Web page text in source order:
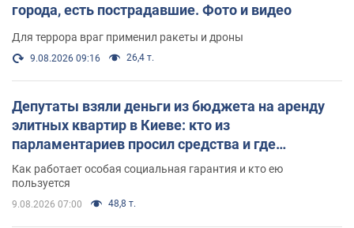
города, есть пострадавшие. Фото и видео
Для террора враг применил ракеты и дроны
9.08.2026 09:16 26,4 т.
Депутаты взяли деньги из бюджета на аренду
элитных квартир в Киеве: кто из
парламентариев просил средства и где
поселился
Как работает особая социальная гарантия и кто ею
пользуется
9.08.2026 07:00 48,8 т.